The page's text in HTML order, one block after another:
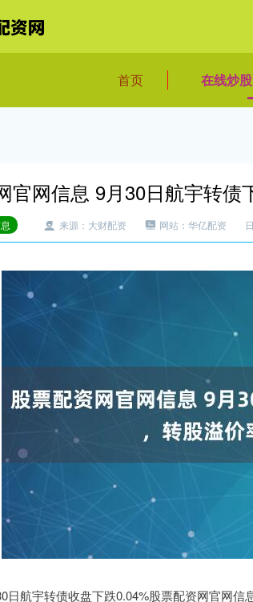
首页 在线炒
官网信息 9月30日航宇转
来源：大财配资 网站：华亿配资
日航宇转债收盘下跌0.04%股票配资网官网信